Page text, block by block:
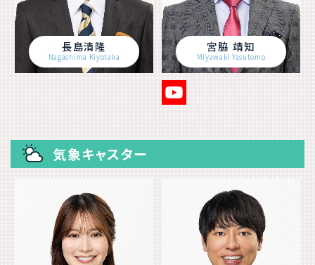
長島清隆
Nagashima Kiyotaka
宮脇 靖知
Miyawaki Yasutomo
気象キャスター